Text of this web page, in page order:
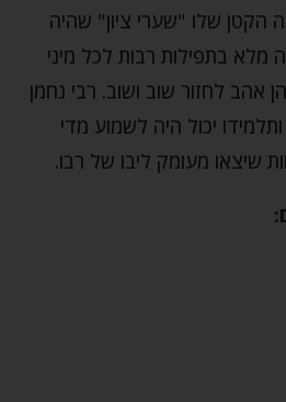
שלו "שערי ציון" שהיה
בתפילות רבות לכל מיני
לחזור שוב ושוב. רבי נחמן
יכול היה לשמוע מדי
מעומק ליבו של רבו.